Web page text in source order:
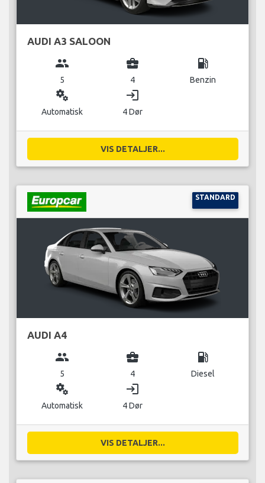
AUDI A3 SALOON
group
5
business_center
4
local_gas_station
Benzin
miscellaneous_services
Automatisk
login
4 Dør
VIS DETALJER...
STANDARD
AUDI A4
group
5
business_center
4
local_gas_station
Diesel
miscellaneous_services
Automatisk
login
4 Dør
VIS DETALJER...